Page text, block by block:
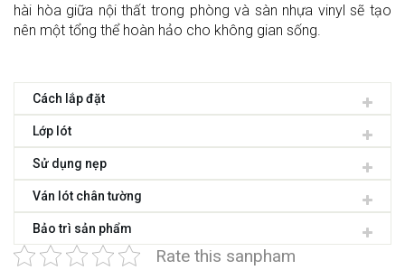
hài hòa giữa nội thất trong phòng và sàn nhựa vinyl sẽ tạo
nên một tổng thể hoàn hảo cho không gian sống.
Cách lắp đặt
Lớp lót
Sử dụng nẹp
Ván lót chân tường
Bảo trì sản phẩm
Rate this sanpham